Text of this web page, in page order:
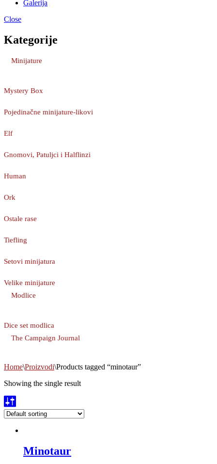
Galerija
Close
Kategorije
Minijature
Mystery Box
Pojedinačne minijature-likovi
Elf
Gnomovi, Patuljci i Halflinzi
Human
Ork
Ostale rase
Tiefling
Setovi minijatura
Velike minijature
Modlice
Dice set modlica
The Campaign Journal
Home\Proizvodi\Products tagged “minotaur”
Showing the single result
Minotaur